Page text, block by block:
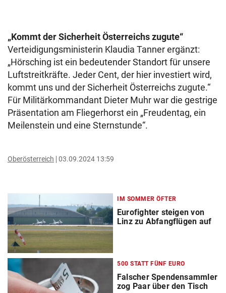
„Kommt der Sicherheit Österreichs zugute“
Verteidigungsministerin Klaudia Tanner ergänzt:
„Hörsching ist ein bedeutender Standort für unsere
Luftstreitkräfte. Jeder Cent, der hier investiert wird,
kommt uns und der Sicherheit Österreichs zugute.“
Für Militärkommandant Dieter Muhr war die gestrige
Präsentation am Fliegerhorst ein „Freudentag, ein
Meilenstein und eine Sternstunde“.
Oberösterreich 03.09.2024 13:59
IM SOMMER ÖFTER
Eurofighter steigen von
Linz zu Abfangflügen auf
500 STATT FÜNF EURO
Falscher Spendensammler
zog Paar über den Tisch